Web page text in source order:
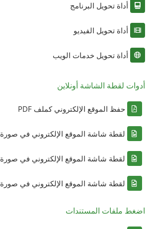
أداة تحويل البرنامج
أداة تحويل الفيديو
أداة تحويل خدمات الويب
أدوات لقطة الشاشة أونلاين
حفظ الموقع الإلكتروني كملف PDF
لقطة شاشة الموقع الإلكتروني في صورة JPG
لقطة شاشة الموقع الإلكتروني في صورة PNG
لقطة شاشة الموقع الإلكتروني في صورة TIFF
اضغط ملفات المستندات